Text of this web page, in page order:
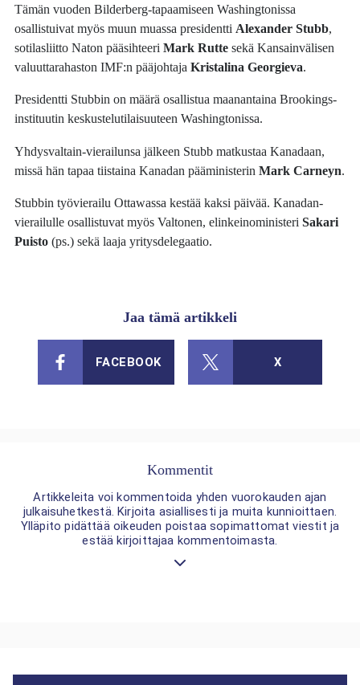
Tämän vuoden Bilderberg-tapaamiseen Washingtonissa
osallistuivat myös muun muassa presidenttiAlexander Stubb,
sotilasliitto Naton pääsihteeriMark Rutte sekä Kansainvälisen
valuuttarahaston IMF:n pääjohtajaKristalina Georgieva.
Presidentti Stubbin on määrä osallistua maanantaina Brookings-
instituutin keskustelutilaisuuteen Washingtonissa.
Yhdysvaltain-vierailunsa jälkeen Stubb matkustaa Kanadaan,
missä hän tapaa tiistaina Kanadan pääministerinMark Carneyn.
Stubbin työvierailu Ottawassa kestää kaksi päivää. Kanadan-
vierailulle osallistuvat myös Valtonen, elinkeinoministeriSakari
Puisto (ps.) sekä laaja yritysdelegaatio.
Jaa tämä artikkeli
FACEBOOK X
Kommentit
Artikkeleita voi kommentoida yhden vuorokauden ajan
julkaisuhetkestä. Kirjoita asiallisesti ja muita kunnioittaen.
Ylläpito pidättää oikeuden poistaa sopimattomat viestit ja
estää kirjoittajaa kommentoimasta.